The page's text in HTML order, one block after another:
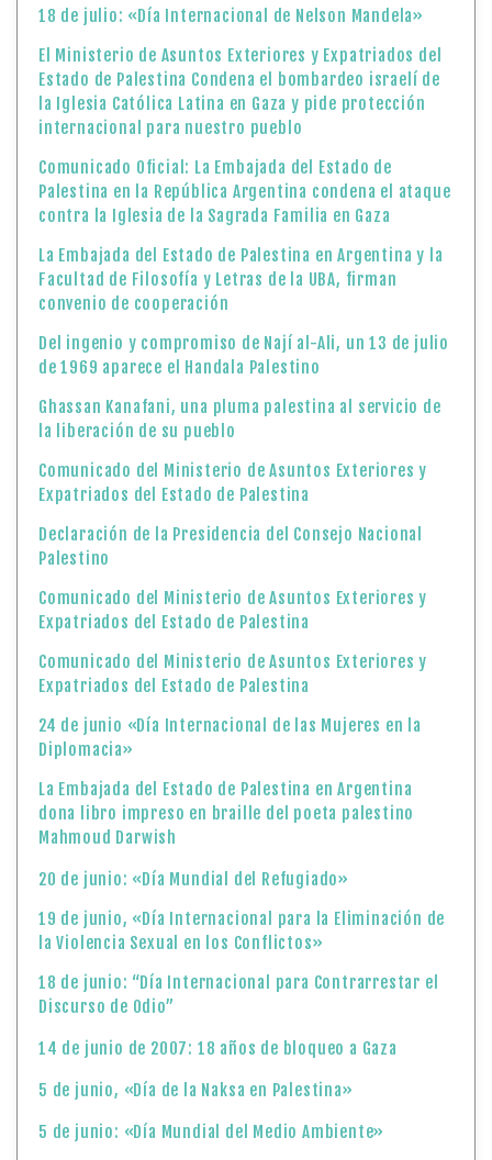
18 de julio: «Día Internacional de Nelson Mandela»
El Ministerio de Asuntos Exteriores y Expatriados del
Estado de Palestina Condena el bombardeo israelí de
la Iglesia Católica Latina en Gaza y pide protección
internacional para nuestro pueblo
Comunicado Oficial: La Embajada del Estado de
Palestina en la República Argentina condena el ataque
contra la Iglesia de la Sagrada Familia en Gaza
La Embajada del Estado de Palestina en Argentina y la
Facultad de Filosofía y Letras de la UBA, firman
convenio de cooperación
Del ingenio y compromiso de Nají al-Ali, un 13 de julio
de 1969 aparece el Handala Palestino
Ghassan Kanafani, una pluma palestina al servicio de
la liberación de su pueblo
Comunicado del Ministerio de Asuntos Exteriores y
Expatriados del Estado de Palestina
Declaración de la Presidencia del Consejo Nacional
Palestino
Comunicado del Ministerio de Asuntos Exteriores y
Expatriados del Estado de Palestina
Comunicado del Ministerio de Asuntos Exteriores y
Expatriados del Estado de Palestina
24 de junio «Día Internacional de las Mujeres en la
Diplomacia»
La Embajada del Estado de Palestina en Argentina
dona libro impreso en braille del poeta palestino
Mahmoud Darwish
20 de junio: «Día Mundial del Refugiado»
19 de junio, «Día Internacional para la Eliminación de
la Violencia Sexual en los Conflictos»
18 de junio: “Día Internacional para Contrarrestar el
Discurso de Odio”
14 de junio de 2007: 18 años de bloqueo a Gaza
5 de junio, «Día de la Naksa en Palestina»
5 de junio: «Día Mundial del Medio Ambiente»